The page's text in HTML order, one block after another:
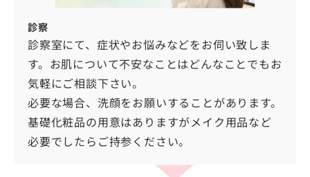
診察
診察室にて、症状やお悩みなどをお伺い致しま
す。お肌について不安なことはどんなことでもお
気軽にご相談下さい。
必要な場合、洗顔をお願いすることがあります。
基礎化粧品の用意はありますがメイク用品など
必要でしたらご持参ください。